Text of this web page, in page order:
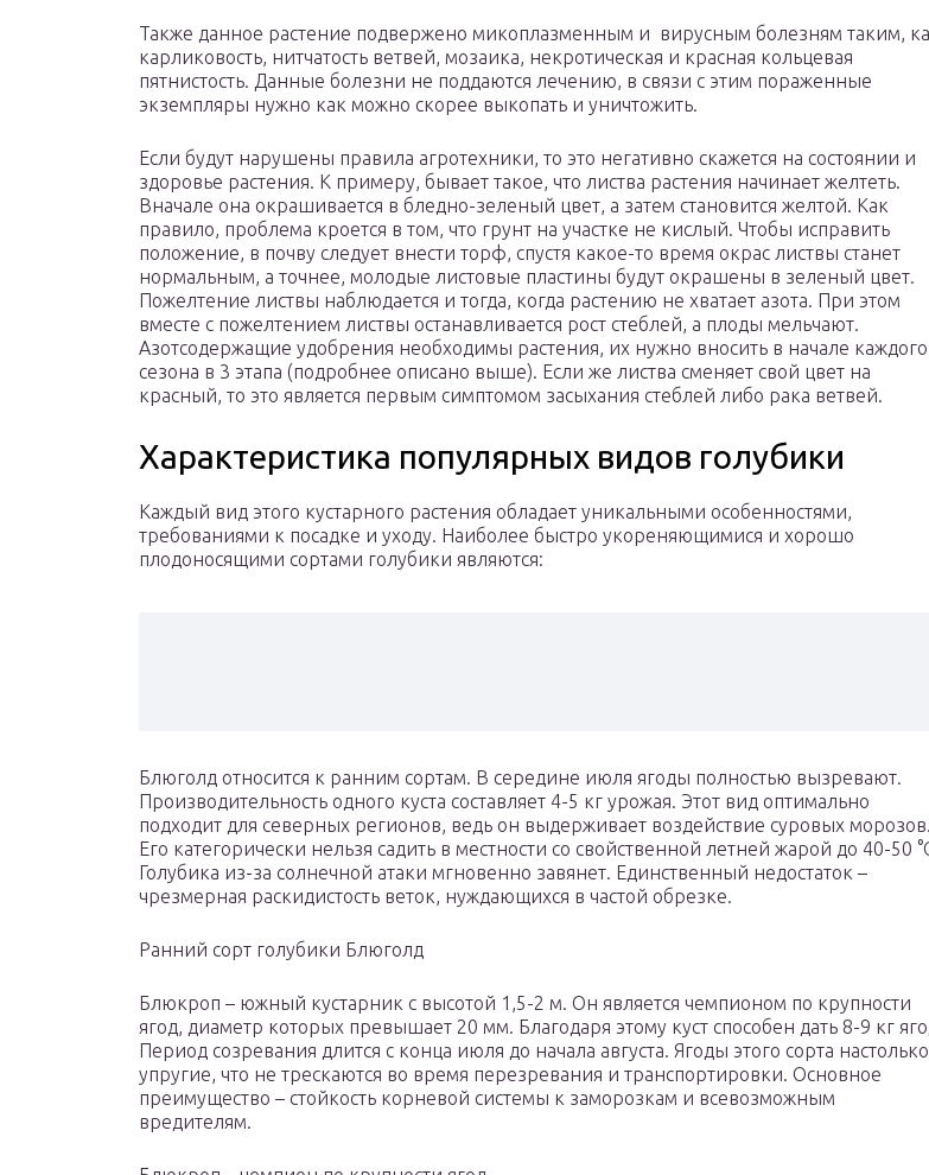
Также данное растение подвержено микоплазменным и вирусным болезням таким,
карликовость, нитчатость ветвей, мозаика, некротическая и красная кольцевая
пятнистость. Данные болезни не поддаются лечению, в связи с этим пораженные
экземпляры нужно как можно скорее выкопать и уничтожить.
Если будут нарушены правила агротехники, то это негативно скажется на состоянии и
здоровье растения. К примеру, бывает такое, что листва растения начинает желтеть.
Вначале она окрашивается в бледно-зеленый цвет, а затем становится желтой. Как
правило, проблема кроется в том, что грунт на участке не кислый. Чтобы исправить
положение, в почву следует внести торф, спустя какое-то время окрас листвы станет
нормальным, а точнее, молодые листовые пластины будут окрашены в зеленый цвет.
Пожелтение листвы наблюдается и тогда, когда растению не хватает азота. При этом
вместе с пожелтением листвы останавливается рост стеблей, а плоды мельчают.
Азотсодержащие удобрения необходимы растения, их нужно вносить в начале каждого
сезона в 3 этапа (подробнее описано выше). Если же листва сменяет свой цвет на
красный, то это является первым симптомом засыхания стеблей либо рака ветвей.
Характеристика популярных видов голубики
Каждый вид этого кустарного растения обладает уникальными особенностями,
требованиями к посадке и уходу. Наиболее быстро укореняющимися и хорошо
плодоносящими сортами голубики являются:
Блюголд относится к ранним сортам. В середине июля ягоды полностью вызревают.
Производительность одного куста составляет 4-5 кг урожая. Этот вид оптимально
подходит для северных регионов, ведь он выдерживает воздействие суровых морозов.
Его категорически нельзя садить в местности со свойственной летней жарой до 40-50
Голубика из-за солнечной атаки мгновенно завянет. Единственный недостаток –
чрезмерная раскидистость веток, нуждающихся в частой обрезке.
Ранний сорт голубики Блюголд
Блюкроп – южный кустарник с высотой 1,5-2 м. Он является чемпионом по крупности
ягод, диаметр которых превышает 20 мм. Благодаря этому куст способен дать 8-9 кг
Период созревания длится с конца июля до начала августа. Ягоды этого сорта настолько
упругие, что не трескаются во время перезревания и транспортировки. Основное
преимущество – стойкость корневой системы к заморозкам и всевозможным
вредителям.